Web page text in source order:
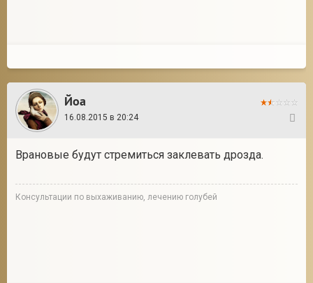
Йоа
16.08.2015 в 20:24
Врановые будут стремиться заклевать дрозда.
Консультации по выхаживанию, лечению голубей